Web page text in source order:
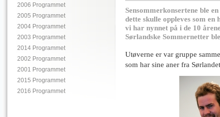
2006 Programmet
2005 Programmet
2004 Programmet
2003 Programmet
2014 Programmet
2002 Programmet
2001 Programmet
2015 Programmet
2016 Programmet
Sensommerkonsertene ble
dette skulle oppleves som en
vi har nynnet på i de 10
Sørlandske Sommernetter
Utøverne er var gruppe
som har sine aner fra